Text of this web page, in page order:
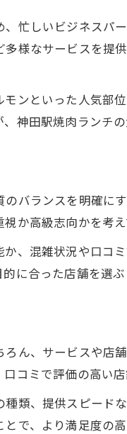
質ランチをコスパで
焼肉ランチのコスパ
重視派におすすめの
質ランチはコスパで
で焼肉ランチが忙し
でも満足できる焼肉
質ランチで午後に向
間に楽しめる焼肉ラ
忙しいビジネスパ
様なサービスを提
ンといった人気部
神田駅焼肉ランチの
バランスを明確に
か高級志向かを考え
、混雑状況や口コ
に合った店舗を選
ん、サービスや店
コミで評価の高い
類、提供スピード
で、より満足度の